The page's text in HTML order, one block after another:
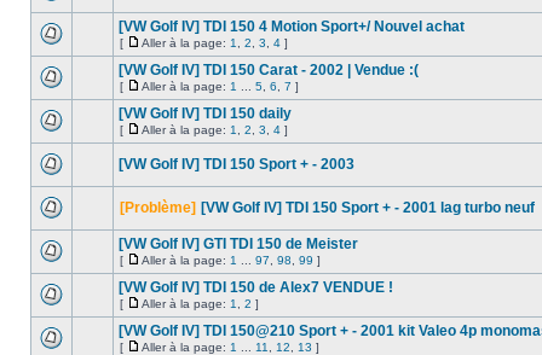
[VW Golf IV] TDI 150 4 Motion Sport+/ Nouvel achat
[ Aller à la page: 1 2 3 4 ]
[VW Golf IV] TDI 150 Carat - 2002 | Vendue :(
[ Aller à la page: 1 5 6 7 ]
[VW Golf IV] TDI 150 daily
[ Aller à la page: 1 2 3 4 ]
[VW Golf IV] TDI 150 Sport + - 2003
[Problème] [VW Golf IV] TDI 150 Sport + - 2001 lag turbo neuf
[VW Golf IV] GTI TDI 150 de Meister
[ Aller à la page: 1 97 98 99 ]
[VW Golf IV] TDI 150 de Alex7 VENDUE !
[ Aller à la page: 1 2 ]
[VW Golf IV] TDI 150@210 Sport + - 2001 kit Valeo 4p
[ Aller à la page: 1 11 12 13 ]